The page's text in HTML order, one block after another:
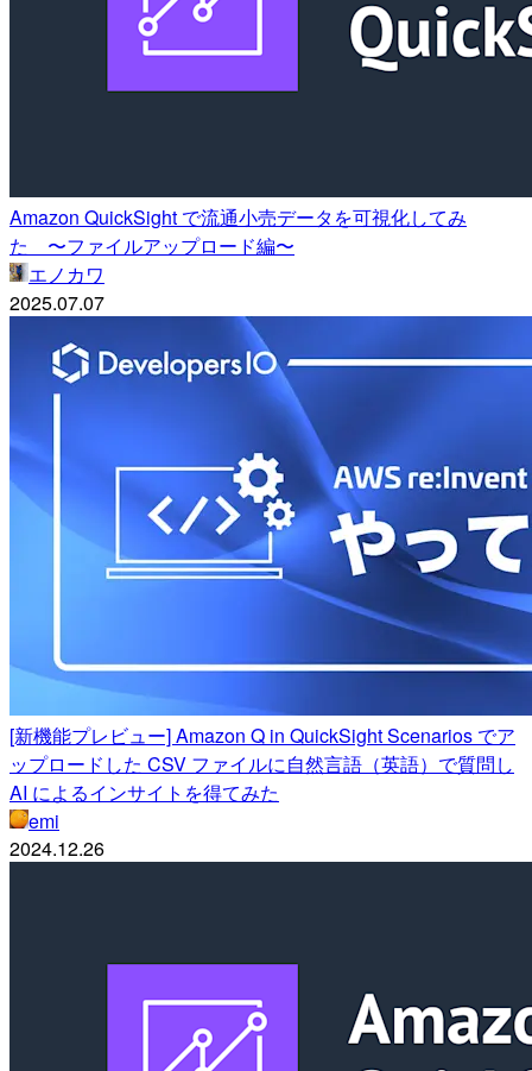
Amazon QuickSight で流通小売データを可視化してみ
た 〜ファイルアップロード編〜
エノカワ
2025.07.07
[新機能プレビュー] Amazon Q in QuickSight Scenarios でア
ップロードした CSV ファイルに自然言語（英語）で質問し
AI によるインサイトを得てみた
emi
2024.12.26